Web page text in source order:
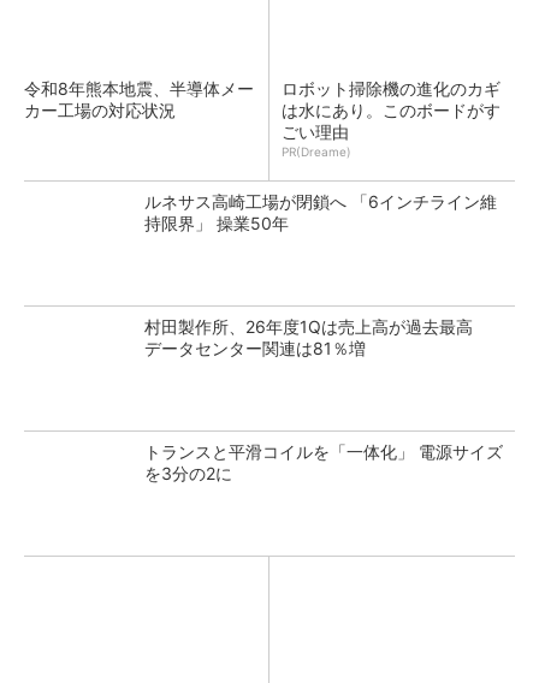
令和8年熊本地震、半導体メー
カー工場の対応状況
ロボット掃除機の進化のカギ
は水にあり。このボードがす
ごい理由
PR(Dreame)
ルネサス高崎工場が閉鎖へ 「6インチライン維
持限界」 操業50年
村田製作所、26年度1Qは売上高が過去最高
データセンター関連は81％増
トランスと平滑コイルを「一体化」 電源サイズ
を3分の2に